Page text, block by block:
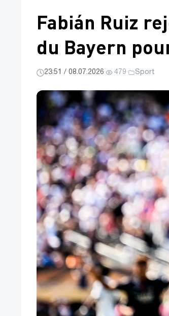
Fabián Ruiz
du Bayern
23:51 / 08.07.2026· 479· Sport